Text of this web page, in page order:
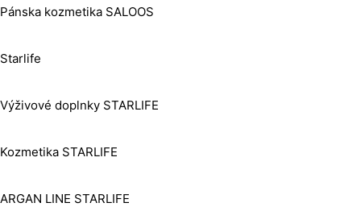
Pánska kozmetika SALOOS
Starlife
Výživové doplnky STARLIFE
Kozmetika STARLIFE
ARGAN LINE STARLIFE